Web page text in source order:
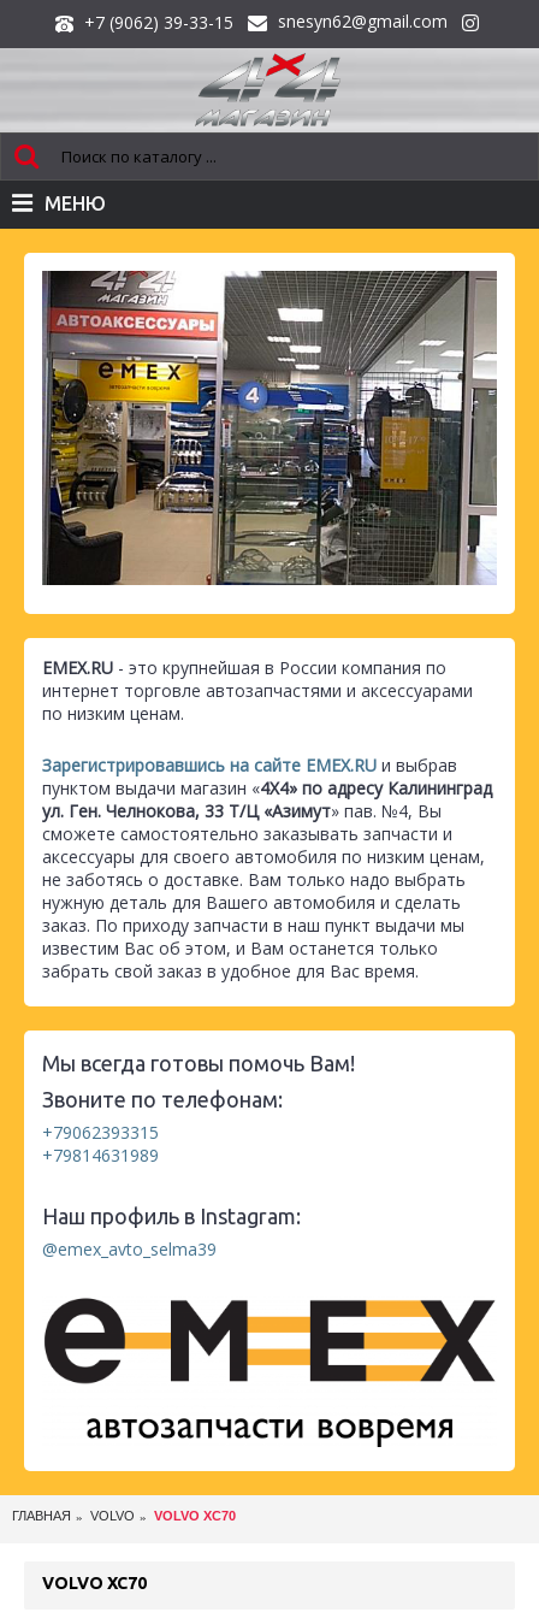
+7 (9062) 39-33-15 snesyn62@gmail.com
МЕНЮ
EMEX.RU - это крупнейшая в России компания по
интернет торговле автозапчастями и аксессуарами
по низким ценам.
Зарегистрировавшись на сайте EMEX.RU и выбрав
пунктом выдачи магазин «4Х4» по адресу Калининград
ул. Ген. Челнокова, 33 Т/Ц «Азимут» пав. №4, Вы
сможете самостоятельно заказывать запчасти и
аксессуары для своего автомобиля по низким ценам,
не заботясь о доставке. Вам только надо выбрать
нужную деталь для Вашего автомобиля и сделать
заказ. По приходу запчасти в наш пункт выдачи мы
известим Вас об этом, и Вам останется только
забрать свой заказ в удобное для Вас время.
Мы всегда готовы помочь Вам!
Звоните по телефонам:
+79062393315
+79814631989
Наш профиль в Instagram:
@emex_avto_selma39
ГЛАВНАЯ VOLVO VOLVO XC70
VOLVO XC70